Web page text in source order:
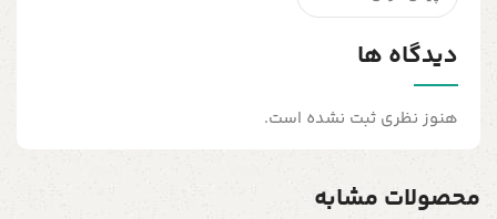
دیدگاه ها
هنوز نظری ثبت نشده است.
محصولات مشابه